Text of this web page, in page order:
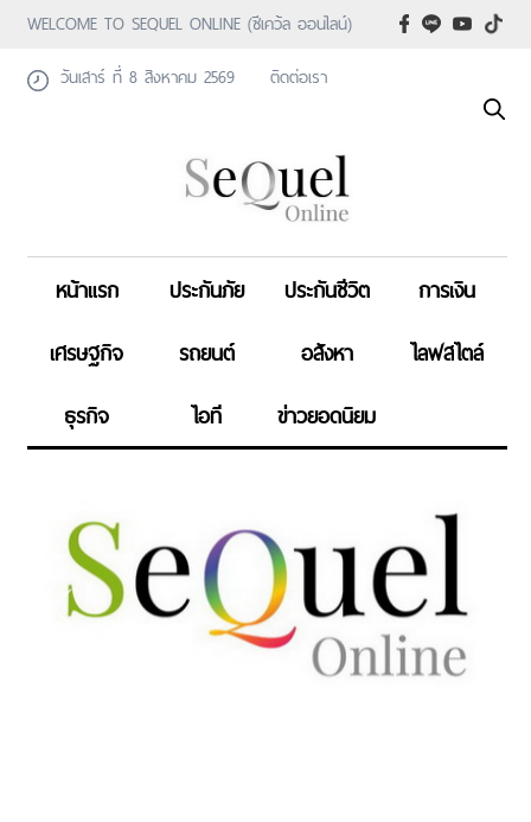
WELCOME TO SEQUEL ONLINE (ซีเคว้ล ออนไลน์)
วันเสาร์ ที่ 8 สิงหาคม 2569
ติดต่อเรา
หน้าแรก ประกันภัย ประกันชีวิต
การเงิน
เศรษฐกิจ
รถยนต์ อสังหา
ไลฟสไตล์
ธุรกิจ
ไอที ข่าวยอดนิยม